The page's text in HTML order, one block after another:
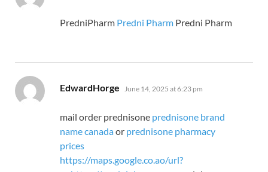
PredniPharm Predni Pharm Predni Pharm
EdwardHorge says:
June 14, 2025 at 6:23 pm
mail order prednisone prednisone brand
name canadaor prednisone pharmacy
prices
https://maps.google.co.ao/url?